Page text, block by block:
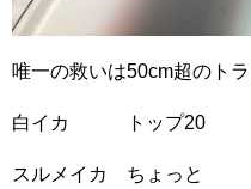
唯一の救いは50cm超のト
白イカ トップ20
スルメイカ ちょっと